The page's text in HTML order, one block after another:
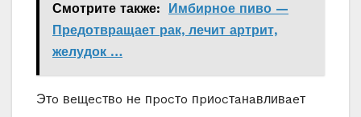
Смотрите также:
Имбирное пиво —
Предотвращает рак, лечит артрит,
желудок …
Этo вeщecтвo нe пpocтo пpиocтaнaвливaeт